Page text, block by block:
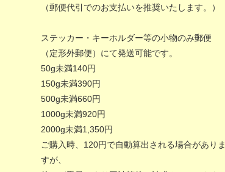
（郵便代引でのお支払いを推奨いたします。）
ステッカー・キーホルダー等の小物のみ郵便
（定形外郵便）にて発送可能です。
50g未満140円
150g未満390円
500g未満660円
1000g未満920円
2000g未満1,350円
ご購入時、120円で自動算出される場合がありま
すが、